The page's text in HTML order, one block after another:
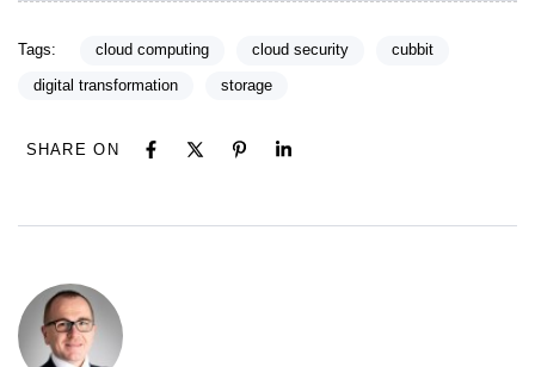
Tags: cloud computing cloud security
cubbit
digital transformation
storage
SHARE ON